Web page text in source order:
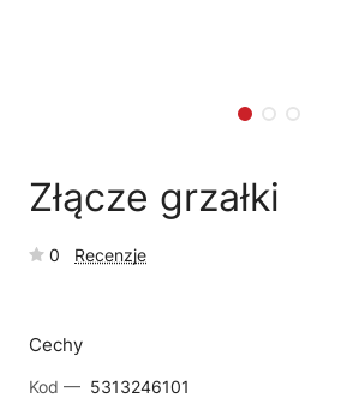
Złącze grzałki
0 Recenzje
Cechy
Kod — 5313246101